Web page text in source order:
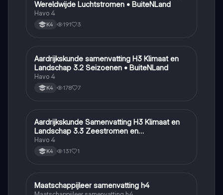
Wereldwijde Luchtstromen • BuiteNLand
Havo 4
K4 191 3
Aardrijkskunde
Aardrijkskunde samenvatting H3 Klimaat en
Landschap 3.2 Seizoenen • BuiteNLand
Havo 4
K4 178 7
Aardrijkskunde
Aardrijkskunde Samenvatting H3 Klimaat en
Landschap 3.3 Zeestromen en
Klimaatgebieden • BuiteNLand
Havo 4
K4 131 1
Maatschappijleer
Maatschappijleer samenvatting h4